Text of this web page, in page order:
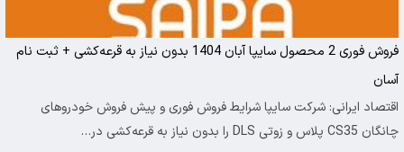
فروش فوری 2 محصول سایپا آبان 1404 بدون نیاز به قرعه‌کشی + ثبت نام
آسان
اقتصاد ایرانی: شرکت سایپا شرایط فروش فوری و پیش فروش خودروهای
چانگان CS35 پلاس و زوتی DLS را بدون نیاز به قرعه‌کشی در…